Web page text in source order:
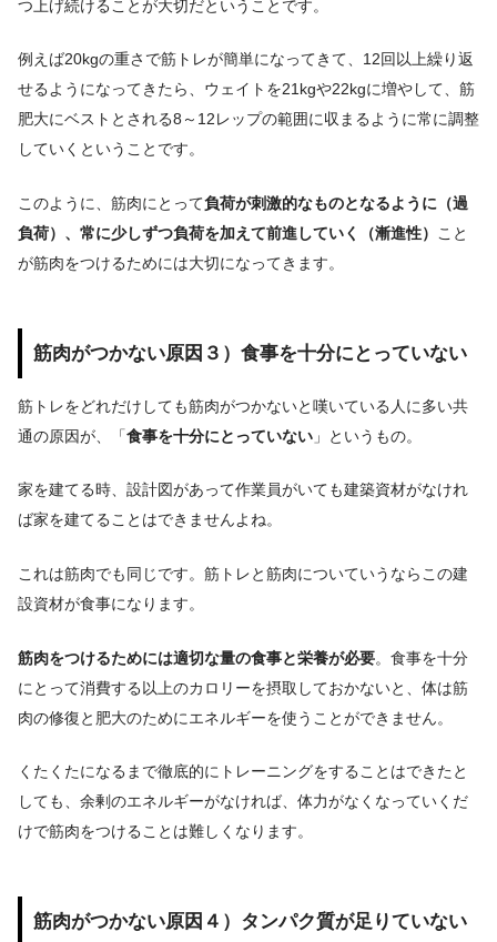
つ上げ続けることが大切だということです。
例えば20kgの重さで筋トレが簡単になってきて、12回以上繰り返
せるようになってきたら、ウェイトを21kgや22kgに増やして、筋
肥大にベストとされる8～12レップの範囲に収まるように常に調整
していくということです。
このように、筋肉にとって負荷が刺激的なものとなるように（過
負荷）、常に少しずつ負荷を加えて前進していく（漸進性）
こと
が筋肉をつけるためには大切になってきます。
筋肉がつかない原因３）食事を十分にとっていない
筋トレをどれだけしても筋肉がつかないと嘆いている人に多い共
通の原因が、「食事を十分にとっていない 」というもの。
家を建てる時、設計図があって作業員がいても建築資材がなけれ
ば家を建てることはできませんよね。
これは筋肉でも同じです。筋トレと筋肉についていうならこの建
設資材が食事になります。
筋肉をつけるためには適切な量の食事と栄養が必要。 食事を十分
にとって消費する以上のカロリーを摂取しておかないと、体は筋
肉の修復と肥大のためにエネルギーを使うことができません。
くたくたになるまで徹底的にトレーニングをすることはできたと
しても、余剰のエネルギーがなければ、体力がなくなっていくだ
けで筋肉をつけることは難しくなります。
筋肉がつかない原因４）タンパク質が足りていない